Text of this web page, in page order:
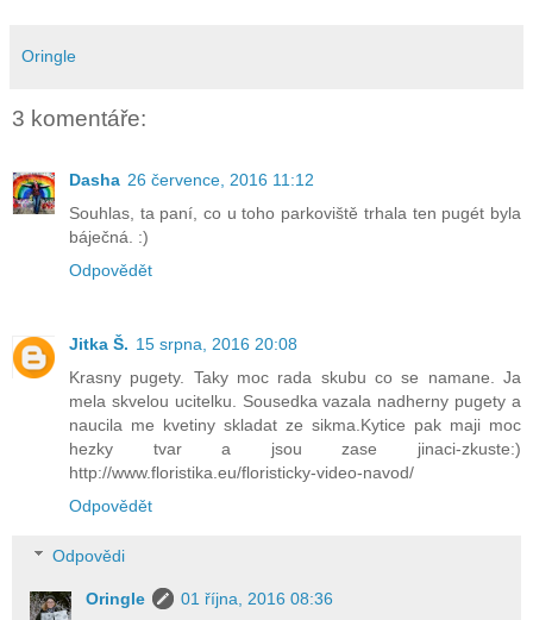
Oringle
3 komentáře:
Dasha 26 července, 2016 11:12
Souhlas, ta paní, co u toho parkoviště trhala ten pugét byla
báječná. :)
Odpovědět
Jitka Š. 15 srpna, 2016 20:08
Krasny pugety. Taky moc rada skubu co se namane. Ja
mela skvelou ucitelku. Sousedka vazala nadherny pugety a
naucila me kvetiny skladat ze sikma.Kytice pak maji moc
hezky tvar a jsou zase jinaci-zkuste:)
http://www.floristika.eu/floristicky-video-navod/
Odpovědět
Odpovědi
Oringle
01 října, 2016 08:36